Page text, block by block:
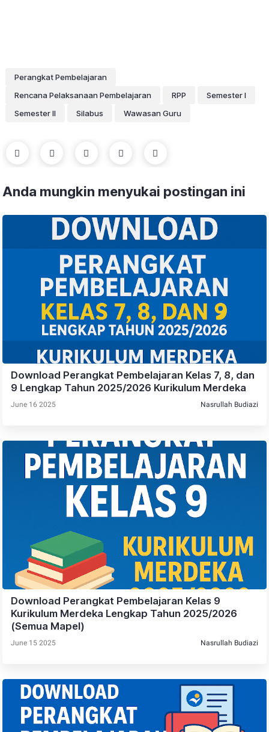
Perangkat Pembelajaran
Rencana Pelaksanaan Pembelajaran
RPP
Semester I
Semester II
Silabus Wawasan Guru
Anda mungkin menyukai postingan ini
Download Perangkat Pembelajaran Kelas 7, 8, dan
9 Lengkap Tahun 2025/2026 Kurikulum Merdeka
June 16 2025 Nasrullah Budiazi
Download Perangkat Pembelajaran Kelas 9
Kurikulum Merdeka Lengkap Tahun 2025/2026
(Semua Mapel)
June 15 2025 Nasrullah Budiazi